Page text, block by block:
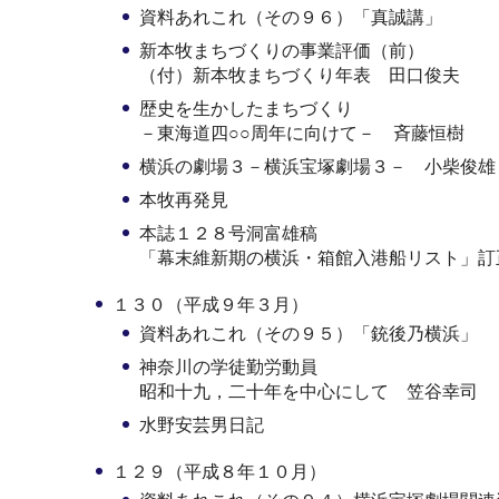
資料あれこれ（その９６）「真誠講」
新本牧まちづくりの事業評価（前）
（付）新本牧まちづくり年表 田口俊夫
歴史を生かしたまちづくり
－東海道四○○周年に向けて－ 斉藤恒樹
横浜の劇場３－横浜宝塚劇場３－ 小柴俊雄
本牧再発見
本誌１２８号洞富雄稿
「幕末維新期の横浜・箱館入港船リスト」訂
１３０（平成９年３月）
資料あれこれ（その９５）「銃後乃横浜」
神奈川の学徒勤労動員
昭和十九，二十年を中心にして 笠谷幸司
水野安芸男日記
１２９（平成８年１０月）